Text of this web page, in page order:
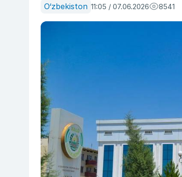
O‘zbekiston 11:05 / 07.06.2026 8541